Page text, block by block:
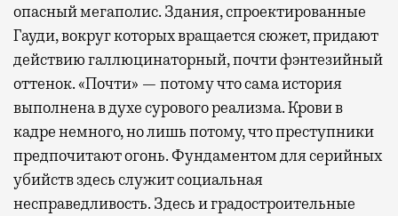
опасный мегаполис. Здания, спроектированные
Гауди, вокруг которых вращается сюжет, придают
действию галлюцинаторный, почти фэнтезийный
оттенок. «Почти» — потому что сама история
выполнена в духе сурового реализма. Крови в
кадре немного, но лишь потому, что преступники
предпочитают огонь. Фундаментом для серийных
убийств здесь служит социальная
несправедливость. Здесь и градостроительные